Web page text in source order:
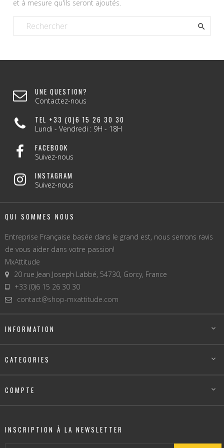
et à mesure qu'ils seront ajoutés.

UNE QUESTION?
Contactez-nous
TEL +33 (0)6 15 26 30 30
Lundi - Vendredi : 9H - 18H
FACEBOOK
Suivez-nous
INSTAGRAM
Suivez-nous
QUI SOMMES NOUS
Entreprise Française basée dans le grand est, nous serrons ravis
de vous aider dans votre passion!
MxAttitude
20 rue Jean Joseph Labbé, 54730, Gorcy, France
+33 (0)6 15 26 30 30
contact@shop-mxattitude.com
INFORMATION 
CATEGORIES 
COMPTE 
INSCRIPTION À LA NEWSLETTER